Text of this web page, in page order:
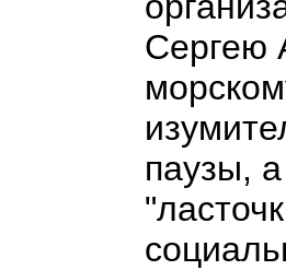
Сергею
паузы,